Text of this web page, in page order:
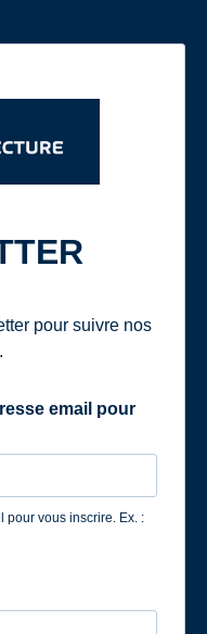
pour suivre nos
email pour
pour vous inscrire. Ex. :